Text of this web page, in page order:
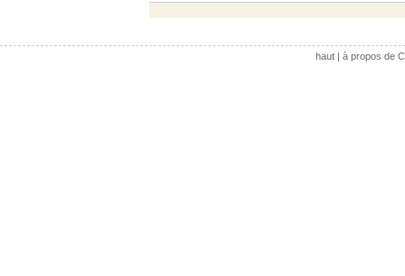
haut| à propos de